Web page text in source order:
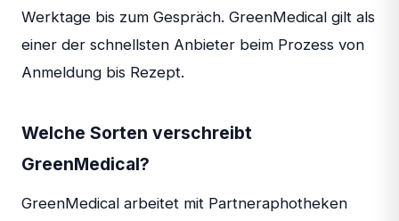
Werktage bis zum Gespräch. GreenMedical gilt als
einer der schnellsten Anbieter beim Prozess von
Anmeldung bis Rezept.
Welche Sorten verschreibt
GreenMedical?
GreenMedical arbeitet mit Partneraphotheken